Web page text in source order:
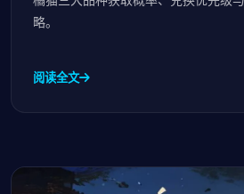
略。
阅读全文